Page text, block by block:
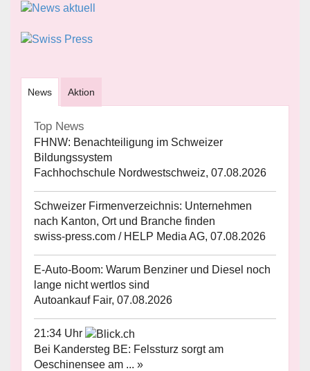
News Aktion
Top News
FHNW: Benachteiligung im Schweizer
Bildungssystem
Fachhochschule Nordwestschweiz, 07.08.2026
Schweizer Firmenverzeichnis: Unternehmen
nach Kanton, Ort und Branche finden
swiss-press.com / HELP Media AG, 07.08.2026
E-Auto-Boom: Warum Benziner und Diesel noch
lange nicht wertlos sind
Autoankauf Fair, 07.08.2026
21:34 Uhr
Bei Kandersteg BE: Felssturz sorgt am
Oeschinensee am ... »